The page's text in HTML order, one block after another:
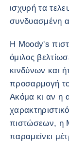
ισχυρή τα
συνδυασμένη
Η Moody's
όμιλος
κινδύνων και
προσαρμογή
Ακόμα κι αν η
πιστώσεων, η
παραμείνει